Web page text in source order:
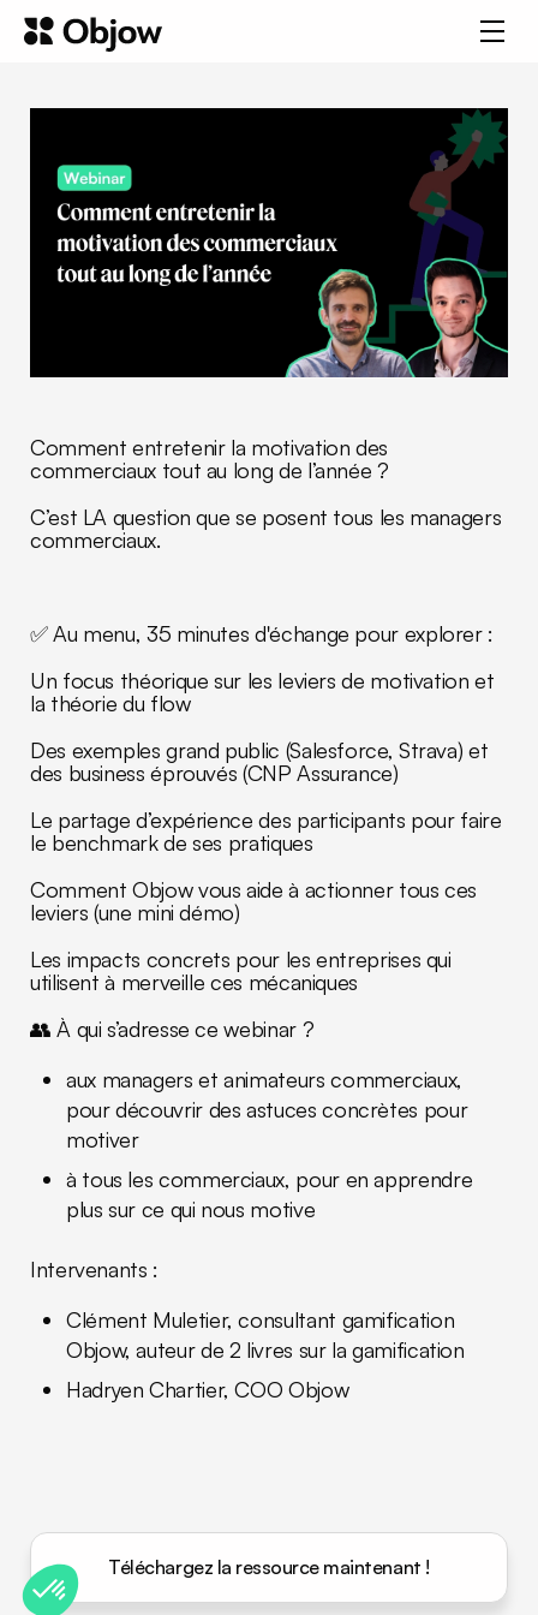
Comment entretenir la motivation des
commerciaux tout au long de l’année ?
C’est LA question que se posent tous les managers
commerciaux.
✅ Au menu, 35 minutes d'échange pour explorer :
Un focus théorique sur les leviers de motivation et
la théorie du flow
Des exemples grand public (Salesforce, Strava) et
des business éprouvés (CNP Assurance)
Le partage d’expérience des participants pour faire
le benchmark de ses pratiques
Comment Objow vous aide à actionner tous ces
leviers (une mini démo)
Les impacts concrets pour les entreprises qui
utilisent à merveille ces mécaniques
👥 À qui s’adresse ce webinar ?
aux managers et animateurs commerciaux,
pour découvrir des astuces concrètes pour
motiver
à tous les commerciaux, pour en apprendre
plus sur ce qui nous motive
Intervenants :
Clément Muletier, consultant gamification
Objow, auteur de 2 livres sur la gamification
Hadryen Chartier, COO Objow
Téléchargez la ressource maintenant !